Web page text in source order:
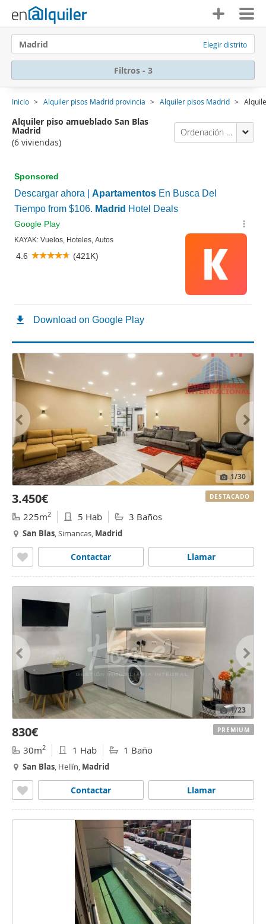
Madrid Elegir distrito
Filtros - 3
Inicio Alquiler pisos Madrid provincia Alquiler pisos Madrid
Alquiler piso amueblado San Blas
Madrid
(6 viviendas)
Ordenación Enalquiler
1/30
3.450€
225m2 5 Hab 3 Baños
San Blas, Simancas, Madrid
Llamar
Contactar
DESTACADO
1/23
830€
30m2 1 Hab 1 Baño
San Blas, Hellín, Madrid
Llamar
Contactar
PREMIUM